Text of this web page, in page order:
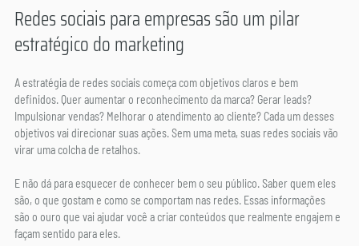
Redes sociais para empresas são um pilar
estratégico do marketing
A estratégia de redes sociais começa com objetivos claros e bem
definidos. Quer aumentar o reconhecimento da marca? Gerar leads?
Impulsionar vendas? Melhorar o atendimento ao cliente? Cada um desses
objetivos vai direcionar suas ações. Sem uma meta, suas redes sociais vão
virar uma colcha de retalhos.
E não dá para esquecer de conhecer bem o seu público. Saber quem eles
são, o que gostam e como se comportam nas redes. Essas informações
são o ouro que vai ajudar você a criar conteúdos que realmente engajem e
façam sentido para eles.